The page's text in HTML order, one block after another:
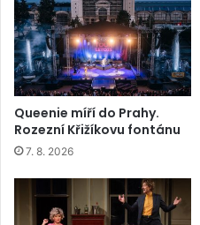
Queenie míří do Prahy.
Rozezní Křižíkovu fontánu
7. 8. 2026